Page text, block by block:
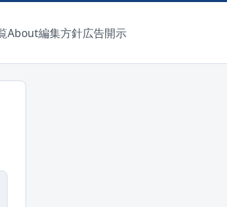
About編集方針広告開示